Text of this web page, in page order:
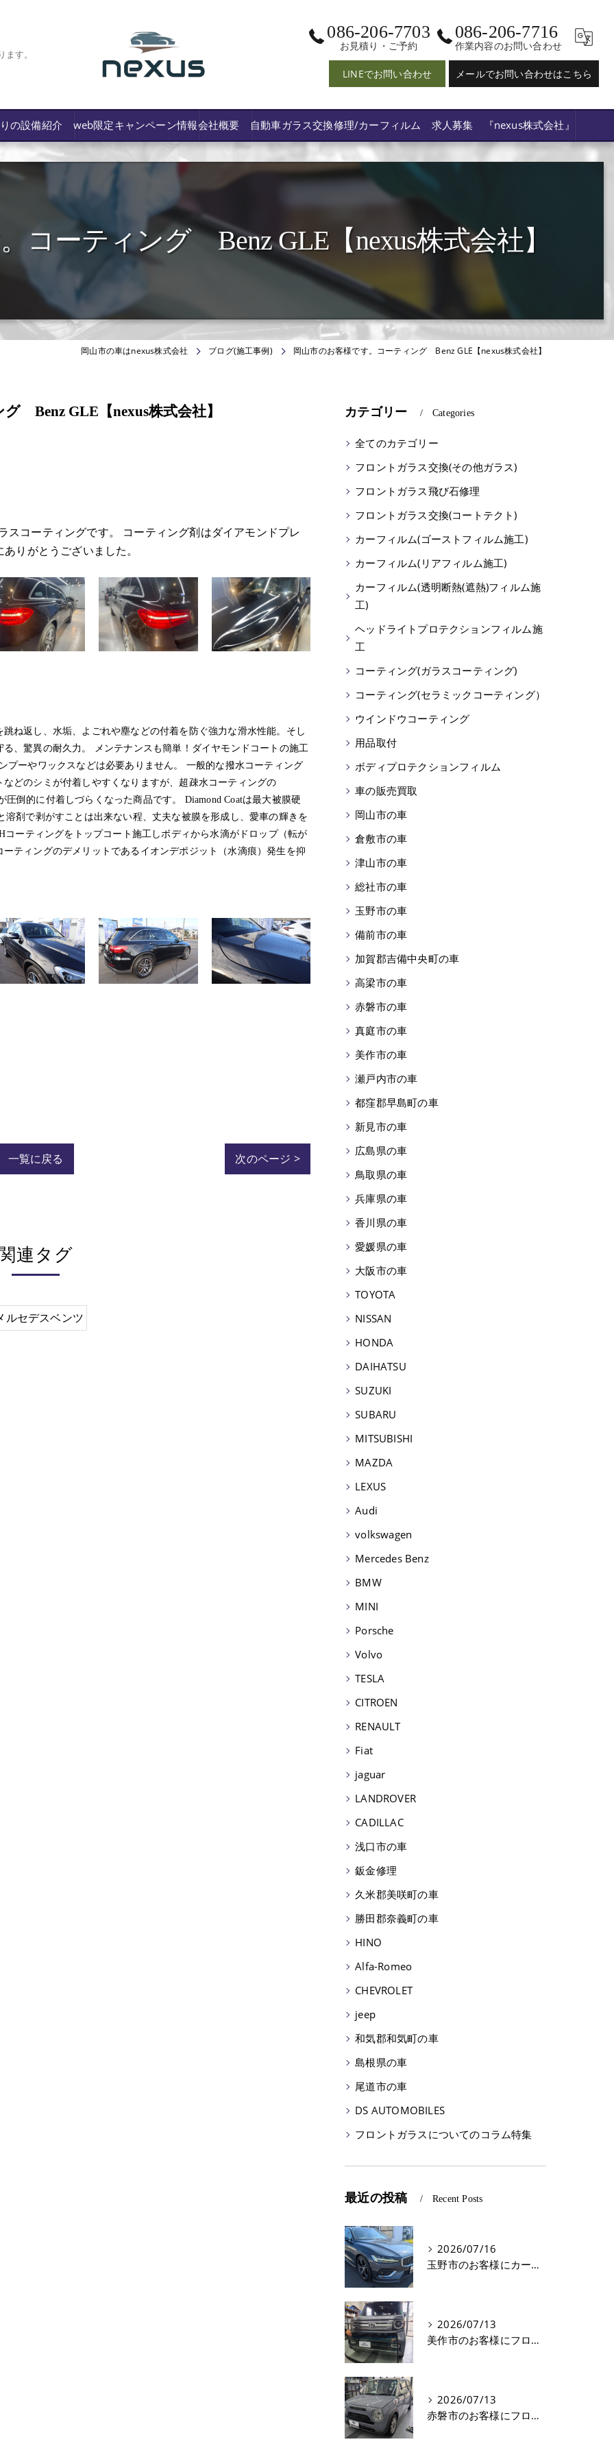
す。
086-206-7703
お見積り・ご予約
086-206-7716
作業内容のお問い合わせ
LINEでお問い合わせ メールでお問い合わせはこちら
用や保険修理の可否など解説
の設備紹介 web限定キャンペーン情報会社概要 自動車ガラス交換修理/カーフィルム 求人募集 『nexus株式会社』
コーティング Benz GLE【nexus株式会社】
岡山市の車はnexus株式会社 ブログ(施工事例) 岡山市のお客様です。コーティング Benz GLE【nexus株式会社】
Benz GLE【nexus株式会社】
スコーティングです。 コーティング剤はダイアモンドプレ
りがとうございました。
ね返し、水垢、よごれや塵などの付着を防ぐ強力な滑水性能。そし
、驚異の耐久力。 メンテナンスも簡単！ダイヤモンドコートの施工
プーやワックスなどは必要ありません。 一般的な撥水コーティング
どのシミが付着しやすくなりますが、超疎水コーティングの
倒的に付着しづらくなった商品です。 Diamond Coatは最大被膜硬
剤で剥がすことは出来ない程、丈夫な被膜を形成し、愛車の輝きを
コーティングをトップコート施工しボディから水滴がドロップ（転が
ティングのデメリットであるイオンデポジット（水滴痕）発生を抑
一覧に戻る 次のページ >
連タグ
ルセデスベンツ
カテゴリー Categories
全てのカテゴリー
フロントガラス交換(その他ガラス)
フロントガラス飛び石修理
フロントガラス交換(コートテクト)
カーフィルム(ゴーストフィルム施工)
カーフィルム(リアフィルム施工)
カーフィルム(透明断熱(遮熱)フィルム施
工)
ヘッドライトプロテクションフィルム施
工
コーティング(ガラスコーティング)
コーティング(セラミックコーティング）
ウインドウコーティング
用品取付
ボディプロテクションフィルム
車の販売買取
岡山市の車
倉敷市の車
津山市の車
総社市の車
玉野市の車
備前市の車
加賀郡吉備中央町の車
高梁市の車
赤磐市の車
真庭市の車
美作市の車
瀬戸内市の車
都窪郡早島町の車
新見市の車
広島県の車
鳥取県の車
兵庫県の車
香川県の車
愛媛県の車
大阪市の車
TOYOTA
NISSAN
HONDA
DAIHATSU
SUZUKI
SUBARU
MITSUBISHI
MAZDA
LEXUS
Audi
volkswagen
Mercedes Benz
BMW
MINI
Porsche
Volvo
TESLA
CITROEN
RENAULT
Fiat
jaguar
LANDROVER
CADILLAC
浅口市の車
鈑金修理
久米郡美咲町の車
勝田郡奈義町の車
HINO
Alfa-Romeo
CHEVROLET
jeep
和気郡和気町の車
島根県の車
尾道市の車
DS AUTOMOBILES
フロントガラスについてのコラム特集
最近の投稿 Recent Posts
2026/07/16
玉野市のお客様にカーフィルム(遮熱フィルム) V60【nexus株式会社】
2026/07/13
美作市のお客様にフロントガラス交換 N-VAN【nexus株式会社】
2026/07/13
赤磐市のお客様にフロントガラス飛び石修理 ラパン【nexus株式会社】